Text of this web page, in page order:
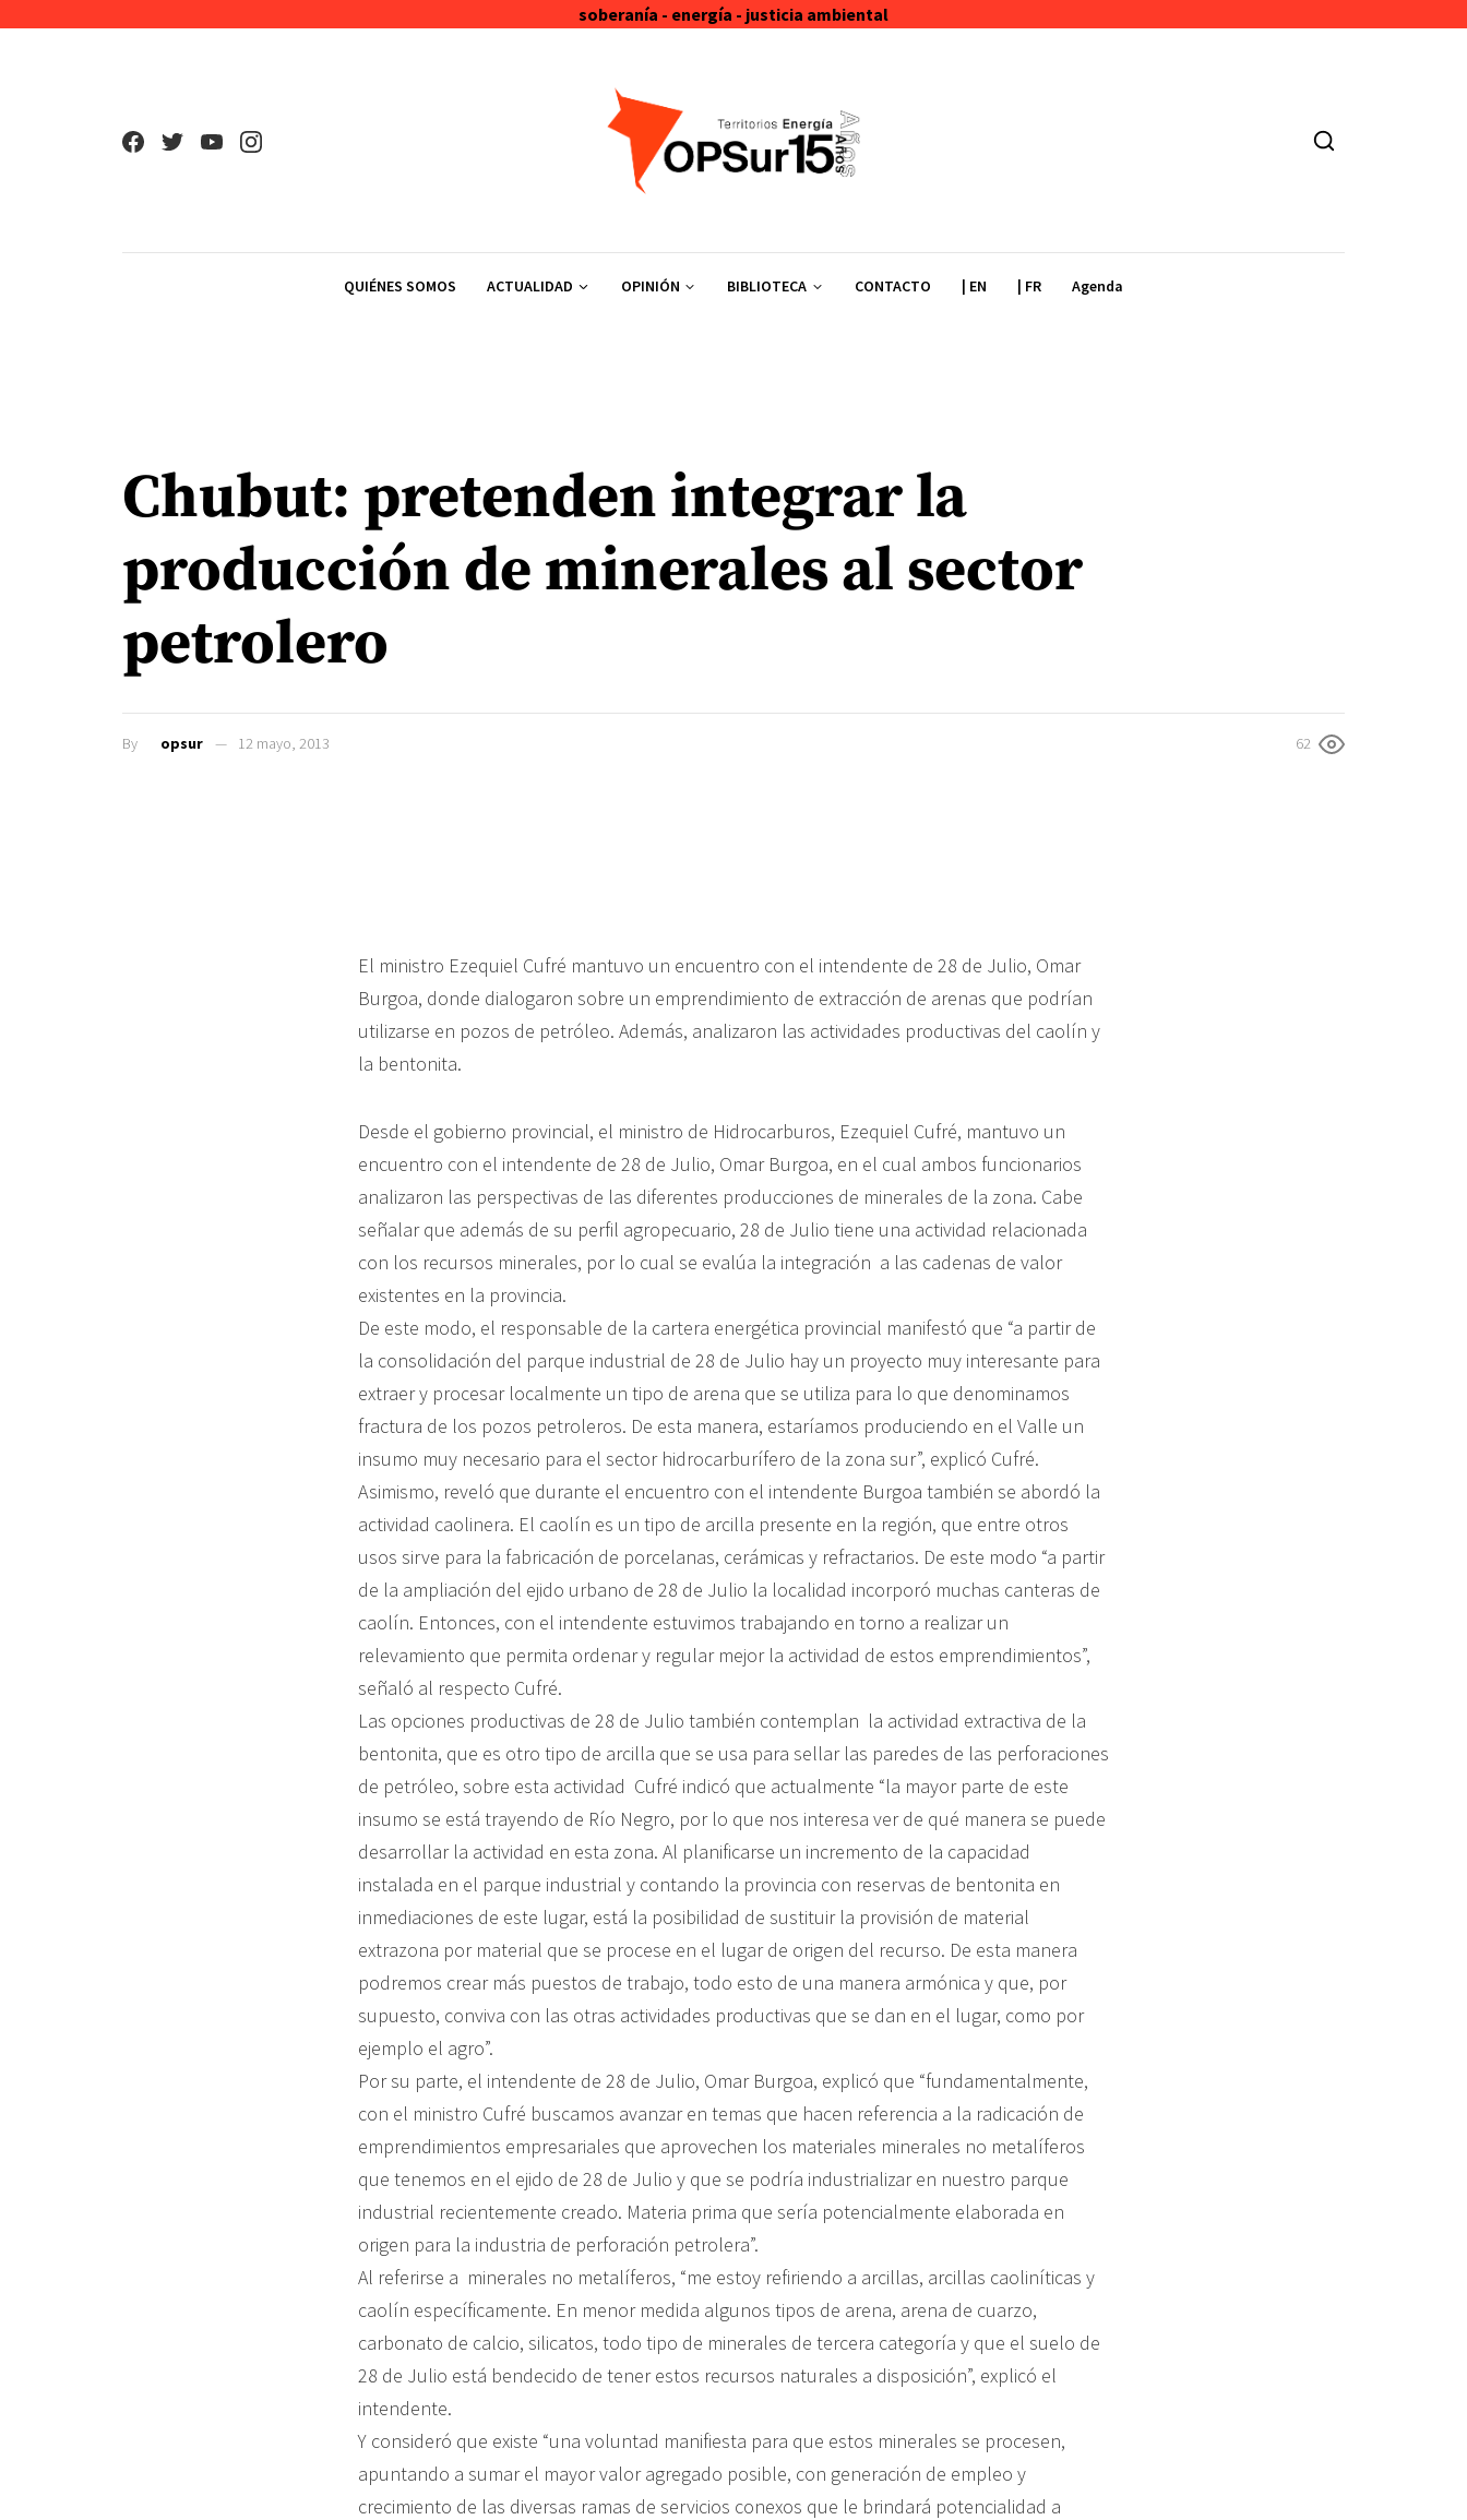
soberanía - energía - justicia ambiental
QUIÉNES SOMOS ACTUALIDAD OPINIÓN BIBLIOTECA CONTACTO | EN | FR Agenda
Chubut: pretenden integrar la
producción de minerales al sector
petrolero
By opsur 12 mayo, 2013 62
El ministro Ezequiel Cufré mantuvo un encuentro con el intendente de 28 de Julio, Omar
Burgoa, donde dialogaron sobre un emprendimiento de extracción de arenas que podrían
utilizarse en pozos de petróleo. Además, analizaron las actividades productivas del caolín y
la bentonita.
Desde el gobierno provincial, el ministro de Hidrocarburos, Ezequiel Cufré, mantuvo un
encuentro con el intendente de 28 de Julio, Omar Burgoa, en el cual ambos funcionarios
analizaron las perspectivas de las diferentes producciones de minerales de la zona. Cabe
señalar que además de su perfil agropecuario, 28 de Julio tiene una actividad relacionada
con los recursos minerales, por lo cual se evalúa la integración a las cadenas de valor
existentes en la provincia.
De este modo, el responsable de la cartera energética provincial manifestó que “a partir de
la consolidación del parque industrial de 28 de Julio hay un proyecto muy interesante para
extraer y procesar localmente un tipo de arena que se utiliza para lo que denominamos
fractura de los pozos petroleros. De esta manera, estaríamos produciendo en el Valle un
insumo muy necesario para el sector hidrocarburífero de la zona sur”, explicó Cufré.
Asimismo, reveló que durante el encuentro con el intendente Burgoa también se abordó la
actividad caolinera. El caolín es un tipo de arcilla presente en la región, que entre otros
usos sirve para la fabricación de porcelanas, cerámicas y refractarios. De este modo “a partir
de la ampliación del ejido urbano de 28 de Julio la localidad incorporó muchas canteras de
caolín. Entonces, con el intendente estuvimos trabajando en torno a realizar un
relevamiento que permita ordenar y regular mejor la actividad de estos emprendimientos”,
señaló al respecto Cufré.
Las opciones productivas de 28 de Julio también contemplan la actividad extractiva de la
bentonita, que es otro tipo de arcilla que se usa para sellar las paredes de las perforaciones
de petróleo, sobre esta actividad Cufré indicó que actualmente “la mayor parte de este
insumo se está trayendo de Río Negro, por lo que nos interesa ver de qué manera se puede
desarrollar la actividad en esta zona. Al planificarse un incremento de la capacidad
instalada en el parque industrial y contando la provincia con reservas de bentonita en
inmediaciones de este lugar, está la posibilidad de sustituir la provisión de material
extrazona por material que se procese en el lugar de origen del recurso. De esta manera
podremos crear más puestos de trabajo, todo esto de una manera armónica y que, por
supuesto, conviva con las otras actividades productivas que se dan en el lugar, como por
ejemplo el agro”.
Por su parte, el intendente de 28 de Julio, Omar Burgoa, explicó que “fundamentalmente,
con el ministro Cufré buscamos avanzar en temas que hacen referencia a la radicación de
emprendimientos empresariales que aprovechen los materiales minerales no metalíferos
que tenemos en el ejido de 28 de Julio y que se podría industrializar en nuestro parque
industrial recientemente creado. Materia prima que sería potencialmente elaborada en
origen para la industria de perforación petrolera”.
Al referirse a minerales no metalíferos, “me estoy refiriendo a arcillas, arcillas caoliníticas y
caolín específicamente. En menor medida algunos tipos de arena, arena de cuarzo,
carbonato de calcio, silicatos, todo tipo de minerales de tercera categoría y que el suelo de
28 de Julio está bendecido de tener estos recursos naturales a disposición”, explicó el
intendente.
Y consideró que existe “una voluntad manifiesta para que estos minerales se procesen,
apuntando a sumar el mayor valor agregado posible, con generación de empleo y
crecimiento de las diversas ramas de servicios conexos que le brindará potencialidad a